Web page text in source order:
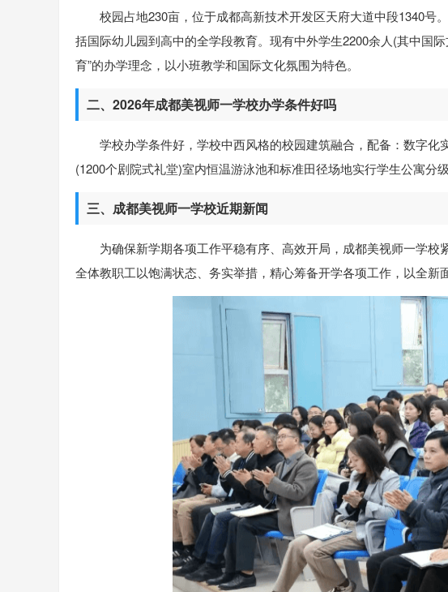
校园占地230亩，位于成都高新技术开发区天府大道中段1340
括国际幼儿园到高中的全学段教育。现有中外学生2200余人(其中国
育”的办学理念，以小班教学和国际文化氛围为特色。
二、2026年成都美视师一学校办学条件好吗
学校办学条件好，学校中西风格的校园建筑融合，配备：数字
(1200个剧院式礼堂)室内恒温游泳池和标准田径场地实行学生公寓分
三、成都美视师一学校近期新闻
为确保新学期各项工作平稳有序、高效开局，成都美视师一学
全体教职工以饱满状态、务实举措，精心筹备开学各项工作，以全新